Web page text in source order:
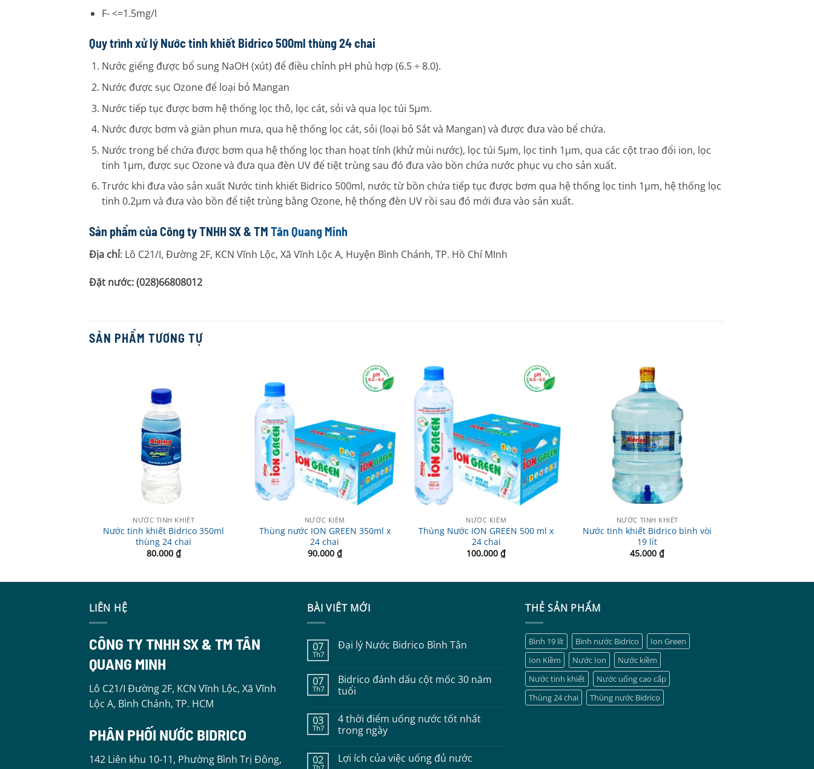
F- <=1.5mg/l
Quy trình xử lý Nước tinh khiết Bidrico 500ml thùng 24 chai
Nước giếng được bổ sung NaOH (xút) để điều chỉnh pH phù hợp (6.5 ÷ 8.0).
Nước được sục Ozone để loại bỏ Mangan
Nước tiếp tục được bơm hệ thống lọc thô, lọc cát, sỏi và qua lọc túi 5µm.
Nước được bơm và giàn phun mưa, qua hệ thống lọc cát, sỏi (loại bỏ Sắt và Mangan) và được đưa vào bể chứa.
Nước trong bể chứa được bơm qua hệ thống lọc than hoạt tính (khử mùi nước), lọc túi 5µm, lọc tinh 1µm, qua các cột trao đổi ion, lọc
tinh 1µm, được sục Ozone và đưa qua đèn UV để tiệt trùng sau đó đưa vào bồn chứa nước phục vụ cho sản xuất.
Trước khi đưa vào sản xuất Nước tinh khiết Bidrico 500ml, nước từ bồn chứa tiếp tục được bơm qua hệ thống lọc tinh 1µm, hệ thống lọc
tinh 0.2µm và đưa vào bồn để tiệt trùng bằng Ozone, hệ thống đèn UV rồi sau đó mới đưa vào sản xuất.
Sản phẩm của Công ty TNHH SX & TM Tân Quang Minh
Địa chỉ: Lô C21/I, Đường 2F, KCN Vĩnh Lộc, Xã Vĩnh Lộc A, Huyện Bình Chánh, TP. Hồ Chí MInh
Đặt nước: (028)66808012
SẢN PHẨM TƯƠNG TỰ
NƯỚC TINH KHIẾT
Nước tinh khiết Bidrico 350ml
thùng 24 chai
80.000 ₫
NƯỚC KIỀM
Thùng nước ION GREEN 350ml x
24 chai
90.000 ₫
NƯỚC KIỀM
Thùng Nước ION GREEN 500 ml x
24 chai
100.000₫
NƯỚC TINH KHIẾT
Nước tinh khiết Bidrico bình vòi
19 lít
45.000₫
LIÊN HỆ
CÔNG TY TNHH SX & TM TÂN
QUANG MINH
Lô C21/I Đường 2F, KCN Vĩnh Lộc, Xã Vĩnh
Lộc A, Bình Chánh, TP. HCM
PHÂN PHỐI NƯỚC BIDRICO
142 Liên khu 10-11, Phường Bình Trị Đông,
BÀI VIÊT MỚI
07
Th7
Đại lý Nước Bidrico Bình Tân
bình
luận
ở
Đại
Nước
Bidrico
Bình
Tân
07
Th7
Bidrico đánh dấu cột mốc 30 năm
tuổi
bình
luận
ở
dấu
cột
03
Th7
4 thời điểm uống nước tốt nhất
trong ngày
bình
02 Lợi ích của việc uống đủ nước
THẺ SẢN PHẨM
Bình 19 lít Bình nước Bidrico
Ion Green
Ion Kiềm
Nước Ion
Nước kiềm
Nước tinh khiết
Nước uống cao cấp
Thùng 24 chai
Thùng nước Bidrico